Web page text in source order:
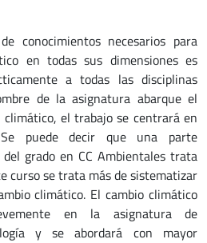
conocimientos necesarios para
en todas sus dimensiones es
a todas las disciplinas
de la asignatura abarque el
el trabajo se centrará en
puede decir que una parte
grado en CC Ambientales trata
curso se trata más de sistematizar
climático. El cambio climático
en la asignatura de
y se abordará con mayor